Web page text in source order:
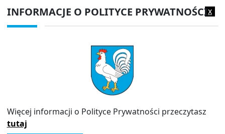
PRZYDATNE LINKI
Polityka prywatności
Informator
x
INFORMACJE O POLITYCE PRYWATNOŚCI
Więcej informacji o Polityce Prywatności przeczytasz
tutaj